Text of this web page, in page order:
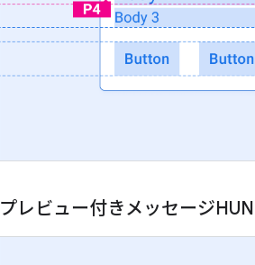
プレビュー付きメッセージHUN